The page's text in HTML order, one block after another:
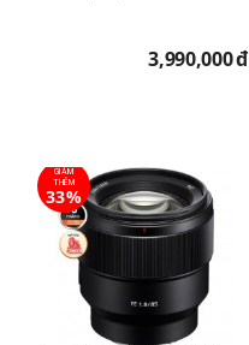
3,990,000đ
GIẢM
THÊM
33%